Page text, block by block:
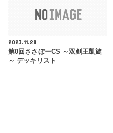
2023.11.28
第0回ささぼーCS ～双剣王凱旋
～ デッキリスト